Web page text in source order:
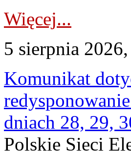
Więcej...
5 sierpnia
Komunikat
dniach 28, 29,
Polskie Sieci